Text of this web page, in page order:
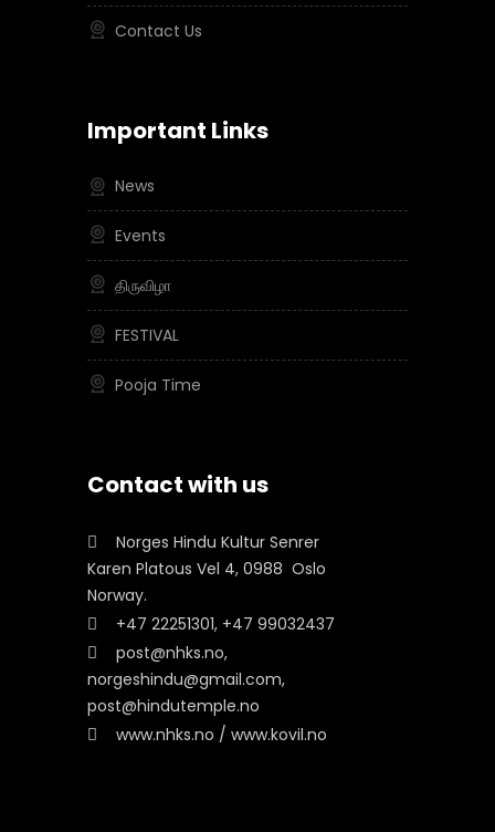
Contact Us
Important Links
News
Events
திருவிழா
FESTIVAL
Pooja Time
Contact with us
Norges Hindu Kultur Senrer
Karen Platous Vel 4, 0988 Oslo
Norway.
+47 22251301, +47 99032437
post@nhks.no,
norgeshindu@gmail.com,
post@hindutemple.no
www.nhks.no / www.kovil.no